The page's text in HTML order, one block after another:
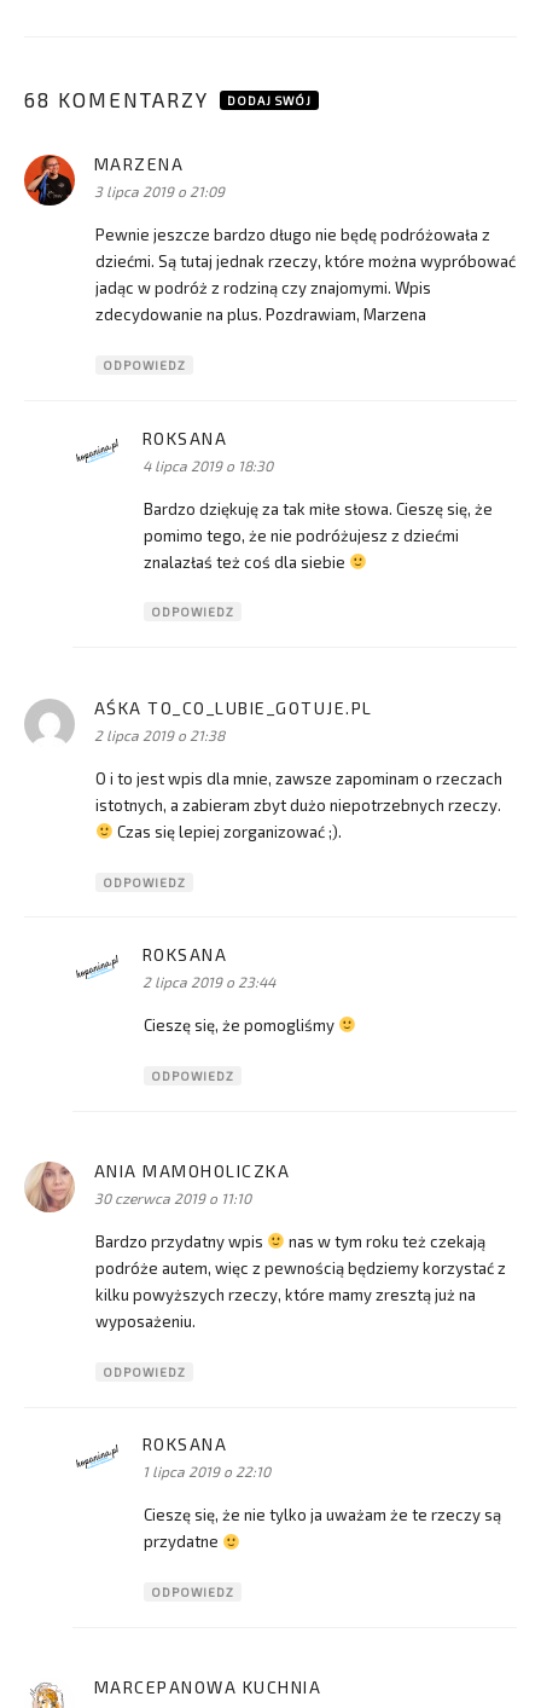
68 KOMENTARZY DODAJ SWÓJ
MARZENA
3 lipca 2019 o 21:09
Pewnie jeszcze bardzo długo nie będę podróżowała z
dziećmi. Są tutaj jednak rzeczy, które można wypróbować
jadąc w podróż z rodziną czy znajomymi. Wpis
zdecydowanie na plus. Pozdrawiam, Marzena
ODPOWIEDZ
ROKSANA
4 lipca 2019 o 18:30
Bardzo dziękuję za tak miłe słowa. Cieszę się, że
pomimo tego, że nie podróżujesz z dziećmi
znalazłaś też coś dla siebie
ODPOWIEDZ
AŚKA TO_CO_LUBIE_GOTUJE.PL
2 lipca 2019 o 21:38
O i to jest wpis dla mnie, zawsze zapominam o rzeczach
istotnych, a zabieram zbyt dużo niepotrzebnych rzeczy.
Czas się lepiej zorganizować ;).
ODPOWIEDZ
ROKSANA
2 lipca 2019 o 23:44
Cieszę się, że pomogliśmy
ODPOWIEDZ
ANIA MAMOHOLICZKA
30 czerwca 2019 o 11:10
Bardzo przydatny wpis
nas w tym roku też czekają
podróże autem, więc z pewnością będziemy korzystać z
kilku powyższych rzeczy, które mamy zresztą już na
wyposażeniu.
ODPOWIEDZ
ROKSANA
1 lipca 2019 o 22:10
Cieszę się, że nie tylko ja uważam że te rzeczy są
przydatne
ODPOWIEDZ
MARCEPANOWA KUCHNIA